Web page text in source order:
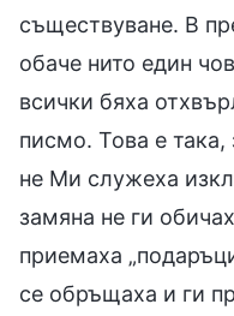
съществуване. В
обаче нито един
всички бяха
писмо. Това е
не Ми служеха
замяна не ги
приемаха
се обръщаха и ги